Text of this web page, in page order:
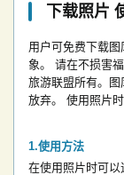
下载照片
用户可免费下载图
象。
请在不损害
旅游联盟所有。
放弃。
使用照片
使用方法
在使用照片时可